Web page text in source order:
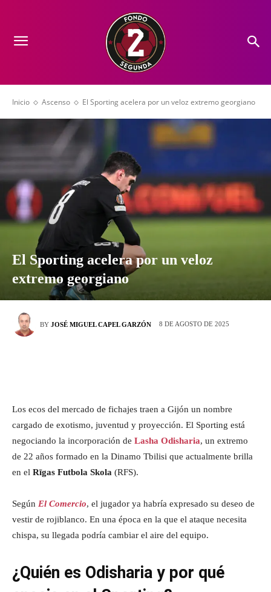
Inicio Ascenso El Sporting acelera por un veloz extremo georgiano
El Sporting acelera por un veloz
extremo georgiano
BY JOSÉ MIGUEL CAPEL GARZÓN 8 DE AGOSTO DE 2025
Los ecos del mercado de fichajes traen a Gijón un nombre
cargado de exotismo, juventud y proyección. El Sporting está
negociando la incorporación de Lasha Odisharia, un extremo
de 22 años formado en la Dinamo Tbilisi que actualmente brilla
en el Rīgas Futbola Skola (RFS).
Según El Comercio, el jugador ya habría expresado su deseo de
vestir de rojiblanco. En una época en la que el ataque necesita
chispa, su llegada podría cambiar el aire del equipo.
¿Quién es Odisharia y por qué